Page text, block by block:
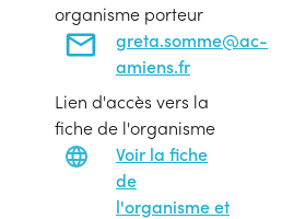
organisme porteur
greta.somme@ac-
amiens.fr
Lien d'accès vers la
fiche de l'organisme
Voir la fiche
de
l'organisme et